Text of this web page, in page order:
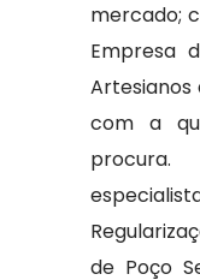
mercado;
Empresa
Artesianos
com a
de Poço